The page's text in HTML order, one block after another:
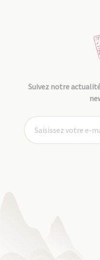
Suivez notre